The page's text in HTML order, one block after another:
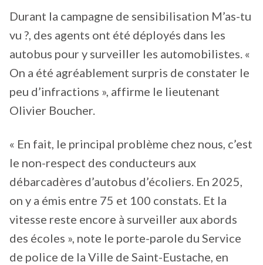
Durant la campagne de sensibilisation M’as-tu
vu ?, des agents ont été déployés dans les
autobus pour y surveiller les automobilistes. «
On a été agréablement surpris de constater le
peu d’infractions », affirme le lieutenant
Olivier Boucher.
« En fait, le principal problème chez nous, c’est
le non-respect des conducteurs aux
débarcadères d’autobus d’écoliers. En 2025,
on y a émis entre 75 et 100 constats. Et la
vitesse reste encore à surveiller aux abords
des écoles », note le porte-parole du Service
de police de la Ville de Saint-Eustache, en